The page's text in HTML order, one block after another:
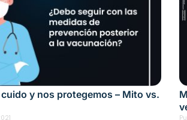
y nos protegemos – Mito vs.